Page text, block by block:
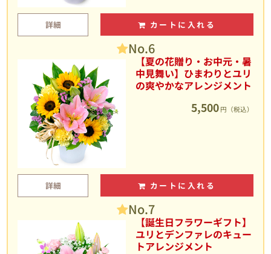
詳細 カートに入れる
No.6
【夏の花贈り・お中元・暑
中見舞い】ひまわりとユリ
の爽やかなアレンジメント
5,500 円（税込）
詳細 カートに入れる
No.7
【誕生日フラワーギフト】
ユリとデンファレのキュー
トアレンジメント